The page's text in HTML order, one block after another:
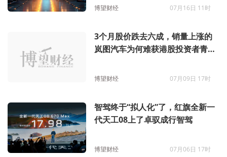
博望财经 07月16日 11时
3个月股价跌去六成，销量上涨的
岚图汽车为何难获港股投资者青
博望财经 07月09日 17时
智驾终于“拟人化”了，红旗全新一
代天工08上了卓驭成行智驾
博望财经 07月06日 17时